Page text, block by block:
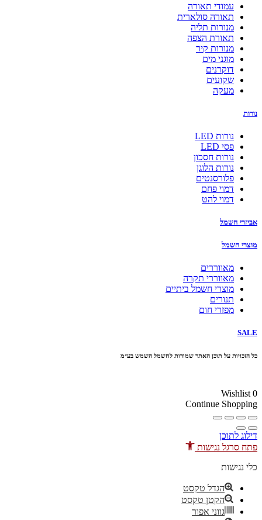
עמודי תאורה
תאורה סולארית
מנורות תליה
תאורת הצפה
מנורות קיר
מוגני מים
דוקרנים
שקועים
מעקה
נורות
נורות LED
פסי LED
נורות חסכון
נורות הלוגן
פלורסנטים
דמוי פחם
דמוי להט
אביזרי חשמל
מוצרי חשמל
מאווררים
מאווררי תקרה
מוצרי חשמל ביתיים
תנורים
מפזרי חום
SALE
כל הזכויות על תוכן האתר שמורות לחשמל השמש בע״מ
Wishlist 0
Continue Shopping
דילוג לתוכן
פתח סרגל נגישות
כלי נגישות
הגדל טקסט
הקטן טקסט
גווני אפור